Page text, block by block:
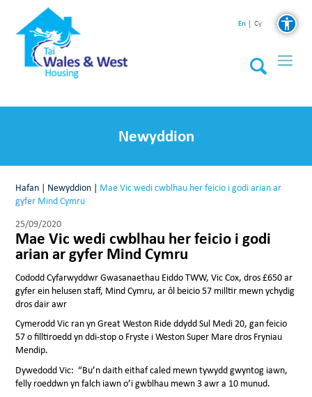
En Cy
Newyddion
Hafan | Newyddion | Mae Vic wedi cwblhau her feicio i godi arian ar
gyfer Mind Cymru
25/09/2020
Mae Vic wedi cwblhau her feicio i godi
arian ar gyfer Mind Cymru
Cododd Cyfarwyddwr Gwasanaethau Eiddo TWW, Vic Cox, dros £650 ar
gyfer ein helusen staff, Mind Cymru, ar ôl beicio 57 milltir mewn ychydig
dros dair awr
Cymerodd Vic ran yn Great Weston Ride ddydd Sul Medi 20, gan feicio
57 o filltiroedd yn ddi-stop o Fryste i Weston Super Mare dros Fryniau
Mendip.
Dywedodd Vic: “Bu’n daith eithaf caled mewn tywydd gwyntog iawn,
felly roeddwn yn falch iawn o’i gwblhau mewn 3 awr a 10 munud.